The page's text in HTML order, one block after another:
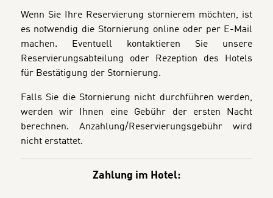
Wenn Sie Ihre Reservierung stornierem möchten, ist
es notwendig die Stornierung online oder per E-Mail
machen. Eventuell kontaktieren Sie unsere
Reservierungsabteilung oder Rezeption des Hotels
für Bestätigung der Stornierung.
Falls Sie die Stornierung nicht durchführen werden,
werden wir Ihnen eine Gebühr der ersten Nacht
berechnen. Anzahlung/Reservierungsgebühr wird
nicht erstattet.
Zahlung im Hotel: